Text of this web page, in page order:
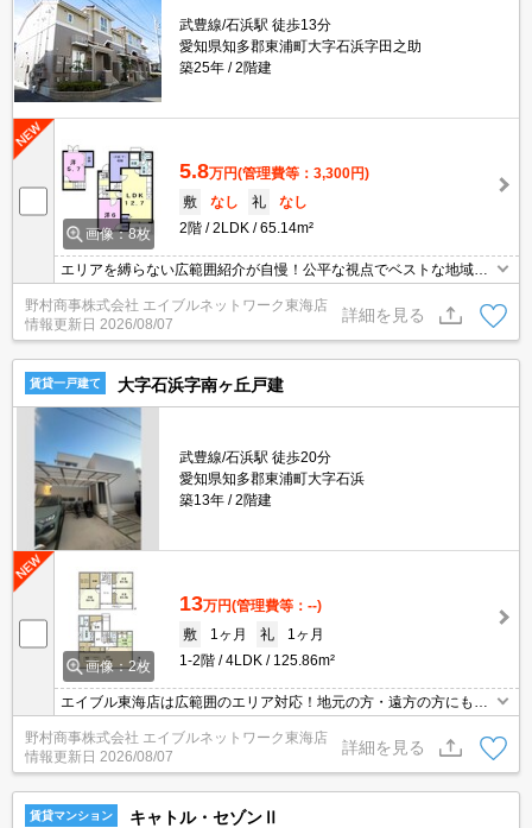
武豊線/石浜駅 徒歩13分
愛知県知多郡東浦町大字石浜字田之助
築25年
2階建
画像：8枚
5.8万円(管理費等：3,300円)
敷
なし 礼
なし
2階
2LDK 65.14m²
エリアを縛らない広範囲紹介が自慢！公平な視点でベストな地域を
ご提案します。現地集合・オンライン対応！
野村商事株式会社 エイブルネットワーク東海店
情報更新日 2026/08/07
詳細を見る
賃貸一戸建て 大字石浜字南ヶ丘戸建
武豊線/石浜駅 徒歩20分
愛知県知多郡東浦町大字石浜
築13年
2階建
画像：2枚
13万円(管理費等：--)
敷
1ヶ月 礼
1ヶ月
1-2階
4LDK 125.86m²
エイブル東海店は広範囲のエリア対応！地元の方・遠方の方にも公
平な視点で提案♪見るだけ・オンライン可！
野村商事株式会社 エイブルネットワーク東海店
情報更新日 2026/08/07
詳細を見る
賃貸マンション キャトル・セゾンⅡ